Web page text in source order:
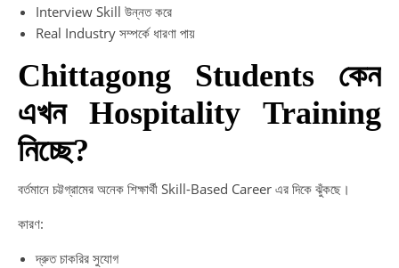
Interview Skill উন্নত করে
Real Industry সম্পর্কে ধারণা পায়
Chittagong Students কেন
এখন Hospitality Training
নিচ্ছে?
বর্তমানে চট্টগ্রামের অনেক শিক্ষার্থী Skill-Based Career এর দিকে ঝুঁকছে।
কারণ:
দ্রুত চাকরির সুযোগ